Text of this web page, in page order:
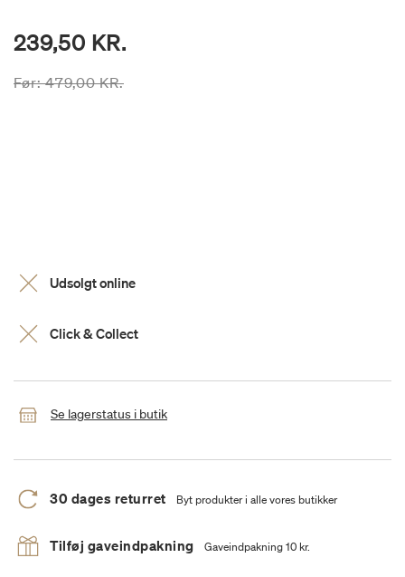
239,50 KR.
Prisen er nedsat fra
Før:479,00 KR.til
Udsolgt online
Click & Collect
Se lagerstatus i butik
30 dages returret Byt produkter i alle vores butikker
Tilføj gaveindpakning Gaveindpakning 10 kr.